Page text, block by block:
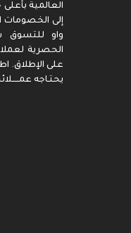
العالمية
إلى الخصومات
واو للتسوق
الحصرية
على الإطلاق.
يحتـاجه